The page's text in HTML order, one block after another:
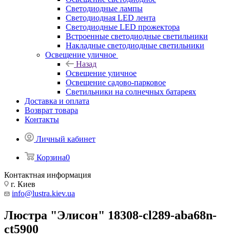
Светодиодные лампы
Светодиодная LED лента
Светодиодные LED прожектора
Встроенные светодиодные светильники
Накладные светодиодные светильники
Освещение уличное
Назад
Освещение уличное
Освещение садово-парковое
Светильники на солнечных батареях
Доставка и оплата
Возврат товара
Контакты
Личный кабинет
Корзина0
Контактная информация
г. Киев
info@lustra.kiev.ua
Люстра "Элисон" 18308-cl289-aba68n-
ct5900